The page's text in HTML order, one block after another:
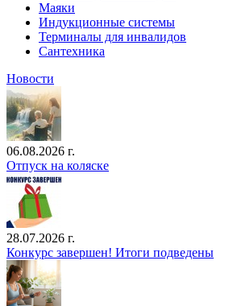
Маяки
Индукционные системы
Терминалы для инвалидов
Сантехника
Новости
06.08.2026 г.
Отпуск на коляске
28.07.2026 г.
Конкурс завершен! Итоги подведены